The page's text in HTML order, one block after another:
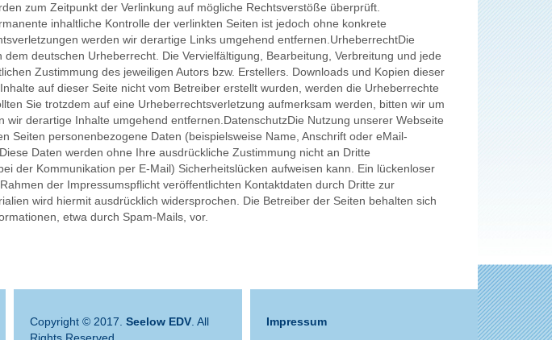
zum Zeitpunkt der Verlinkung auf mögliche Rechtsverstöße überprüft.
inhaltliche Kontrolle der verlinkten Seiten ist jedoch ohne konkrete
werden wir derartige Links umgehend entfernen.UrheberrechtDie
deutschen Urheberrecht. Die Vervielfältigung, Bearbeitung, Verbreitung und jede
Zustimmung des jeweiligen Autors bzw. Erstellers. Downloads und Kopien dieser
auf dieser Seite nicht vom Betreiber erstellt wurden, werden die Urheberrechte
Sie trotzdem auf eine Urheberrechtsverletzung aufmerksam werden, bitten wir um
derartige Inhalte umgehend entfernen.DatenschutzDie Nutzung unserer Webseite
Seiten personenbezogene Daten (beispielsweise Name, Anschrift oder eMail-
Daten werden ohne Ihre ausdrückliche Zustimmung nicht an Dritte
der Kommunikation per E-Mail) Sicherheitslücken aufweisen kann. Ein lückenloser
der Impressumspflicht veröffentlichten Kontaktdaten durch Dritte zur
wird hiermit ausdrücklich widersprochen. Die Betreiber der Seiten behalten sich
etwa durch Spam-Mails, vor.
Copyright © 2017. Seelow EDV. All
Impressum